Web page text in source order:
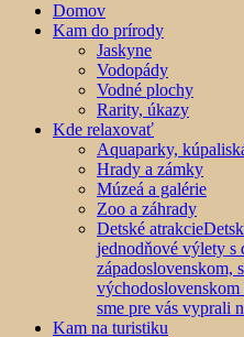
Domov
Kam do prírody
Jaskyne
Vodopády
Vodné plochy
Rarity, úkazy
Kde relaxovať
Aquaparky,
Hrady a zámky
Múzeá a galérie
Zoo a záhrady
Detské atrakcie
jednodňové výlety
západoslovenskom,
východoslovenskom
sme pre vás vyprali
Kam na turistiku